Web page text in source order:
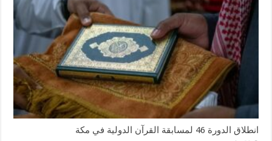
انطلاق الدورة 46 لمسابقة القرآن الدولية في مكة